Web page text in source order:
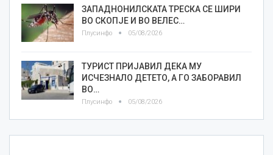
ЗАПАДНОНИЛСКАТА ТРЕСКА СЕ ШИРИ
ВО СКОПЈЕ И ВО ВЕЛЕС…
Плусинфо 05/08/2026
ТУРИСТ ПРИЈАВИЛ ДЕКА МУ
ИСЧЕЗНАЛО ДЕТЕТО, А ГО ЗАБОРАВИЛ
ВО…
Плусинфо 05/08/2026